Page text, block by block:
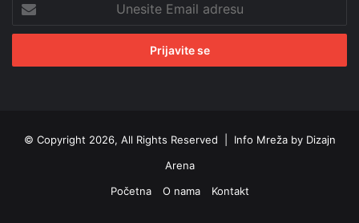
Email
adresu
© Copyright 2026, All Rights Reserved | Info Mreža by Dizajn
Arena
Početna
O nama Kontakt